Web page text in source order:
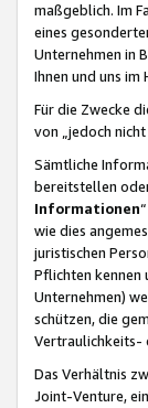
maßgeblich. Im
eines
Unternehmen in
Ihnen und uns
Für die Zwecke
von „jedoch
Sämtliche
bereitstellen
Informationen
wie dies
juristischen
Pflichten kennen
Unternehmen)
schützen, die
Vertraulichkeits-
Das Verhältnis
Joint-Venture,